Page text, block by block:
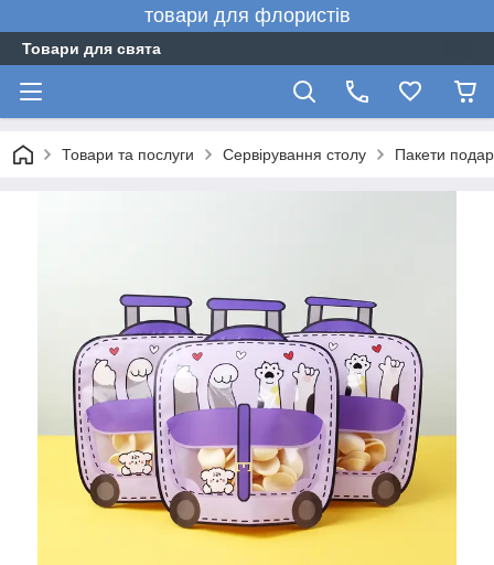
товари для флористів
Товари для свята
Товари та послуги Сервірування столу Пакети